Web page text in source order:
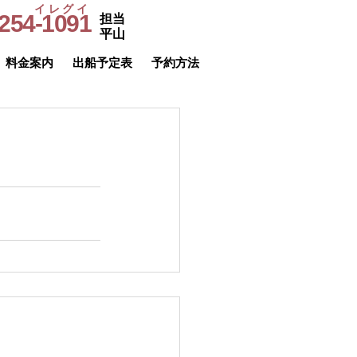
イレグイ
担当
平山
1091
料金案内 出船予定表 予約方法